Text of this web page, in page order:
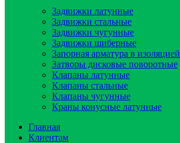
Задвижки латунные
Задвижки стальные
Задвижки чугунные
Задвижки шиберные
Запорная арматура в изоляцией
Затворы дисковые поворотные
Клапаны латунные
Клапаны стальные
Клапаны чугунные
Краны конусные латунные
Главная
Клиентам